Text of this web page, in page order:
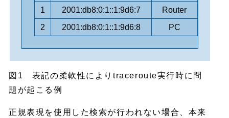
1
2001:db8:0:1::1:9d6:7
Router
2
2001:db8:0:1::1:9d6:8 PC
図1 表記の柔軟性によりtraceroute実行時に問
題が起こる例
正規表現を使用した検索が行われない場合、本来